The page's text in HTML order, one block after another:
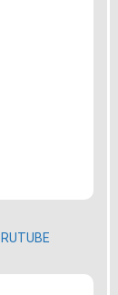
RUTUBE